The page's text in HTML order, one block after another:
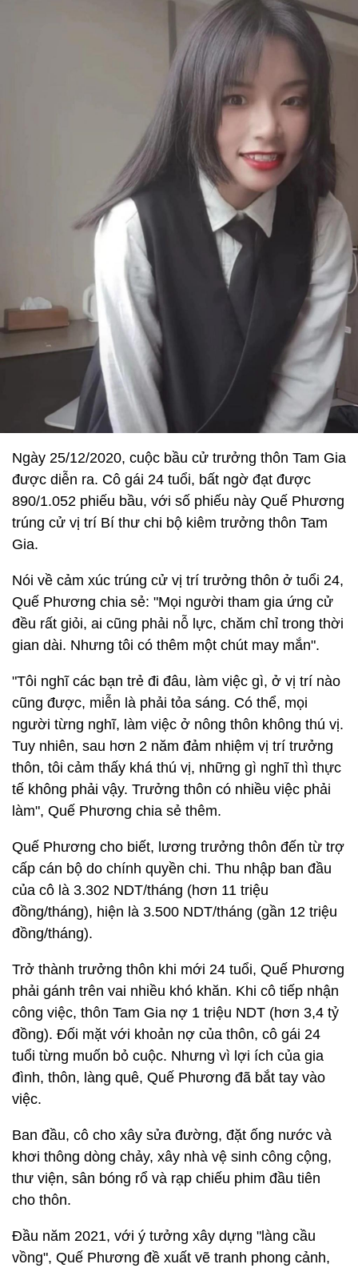
Ngày 25/12/2020, cuộc bầu cử trưởng thôn Tam Gia
được diễn ra. Cô gái 24 tuổi, bất ngờ đạt được
890/1.052 phiếu bầu, với số phiếu này Quế Phương
trúng cử vị trí Bí thư chi bộ kiêm trưởng thôn Tam
Gia.
Nói về cảm xúc trúng cử vị trí trưởng thôn ở tuổi 24,
Quế Phương chia sẻ: "Mọi người tham gia ứng cử
đều rất giỏi, ai cũng phải nỗ lực, chăm chỉ trong thời
gian dài. Nhưng tôi có thêm một chút may mắn".
"Tôi nghĩ các bạn trẻ đi đâu, làm việc gì, ở vị trí nào
cũng được, miễn là phải tỏa sáng. Có thể, mọi
người từng nghĩ, làm việc ở nông thôn không thú vị.
Tuy nhiên, sau hơn 2 năm đảm nhiệm vị trí trưởng
thôn, tôi cảm thấy khá thú vị, những gì nghĩ thì thực
tế không phải vậy. Trưởng thôn có nhiều việc phải
làm", Quế Phương chia sẻ thêm.
Quế Phương cho biết, lương trưởng thôn đến từ trợ
cấp cán bộ do chính quyền chi. Thu nhập ban đầu
của cô là 3.302 NDT/tháng (hơn 11 triệu
đồng/tháng), hiện là 3.500 NDT/tháng (gần 12 triệu
đồng/tháng).
Trở thành trưởng thôn khi mới 24 tuổi, Quế Phương
phải gánh trên vai nhiều khó khăn. Khi cô tiếp nhận
công việc, thôn Tam Gia nợ 1 triệu NDT (hơn 3,4 tỷ
đồng). Đối mặt với khoản nợ của thôn, cô gái 24
tuổi từng muốn bỏ cuộc. Nhưng vì lợi ích của gia
đình, thôn, làng quê, Quế Phương đã bắt tay vào
việc.
Ban đầu, cô cho xây sửa đường, đặt ống nước và
khơi thông dòng chảy, xây nhà vệ sinh công cộng,
thư viện, sân bóng rổ và rạp chiếu phim đầu tiên
cho thôn.
Đầu năm 2021, với ý tưởng xây dựng "làng cầu
vồng", Quế Phương đề xuất vẽ tranh phong cảnh,